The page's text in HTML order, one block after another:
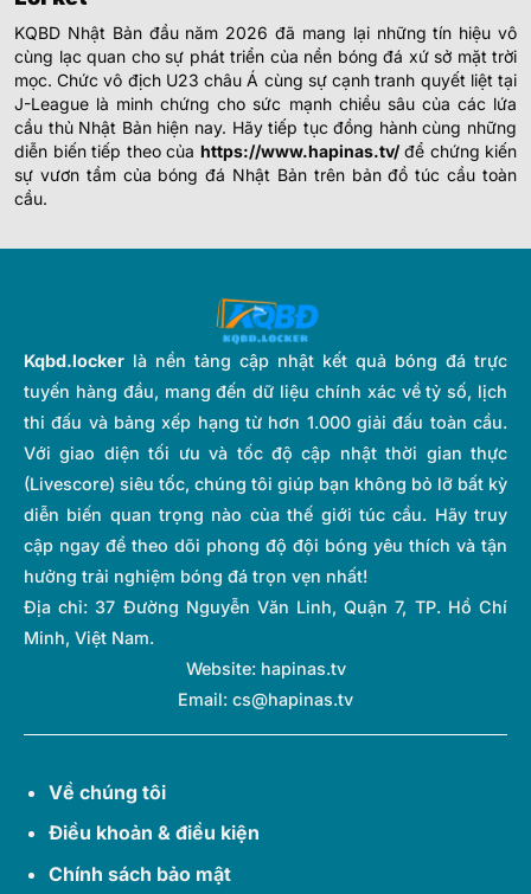
KQBD Nhật Bản đầu năm 2026 đã mang lại những tín hiệu vô
cùng lạc quan cho sự phát triển của nền bóng đá xứ sở mặt trời
mọc. Chức vô địch U23 châu Á cùng sự cạnh tranh quyết liệt tại
J-League là minh chứng cho sức mạnh chiều sâu của các lứa
cầu thủ Nhật Bản hiện nay. Hãy tiếp tục đồng hành cùng những
diễn biến tiếp theo của https://www.hapinas.tv/để chứng kiến
sự vươn tầm của bóng đá Nhật Bản trên bản đồ túc cầu toàn
cầu.
Kqbd.locker là nền tảng cập nhật kết quả bóng đá trực
tuyến hàng đầu, mang đến dữ liệu chính xác về tỷ số, lịch
thi đấu và bảng xếp hạng từ hơn 1.000 giải đấu toàn cầu.
Với giao diện tối ưu và tốc độ cập nhật thời gian thực
(Livescore) siêu tốc, chúng tôi giúp bạn không bỏ lỡ bất kỳ
diễn biến quan trọng nào của thế giới túc cầu. Hãy truy
cập ngay để theo dõi phong độ đội bóng yêu thích và tận
hưởng trải nghiệm bóng đá trọn vẹn nhất!
Địa chỉ: 37 Đường Nguyễn Văn Linh, Quận 7, TP. Hồ Chí
Minh, Việt Nam.
Website: hapinas.tv
Email: cs@hapinas.tv
Về chúng tôi
Điều khoản & điều kiện
Chính sách bảo mật